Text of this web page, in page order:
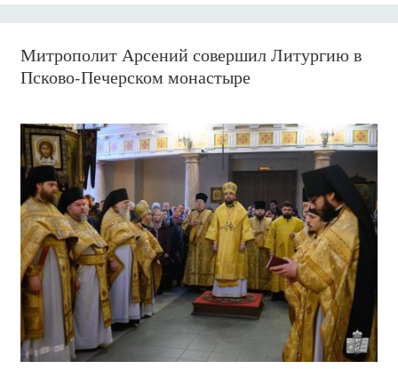
Митрополит Арсений совершил Литургию в
Псково-Печерском монастыре